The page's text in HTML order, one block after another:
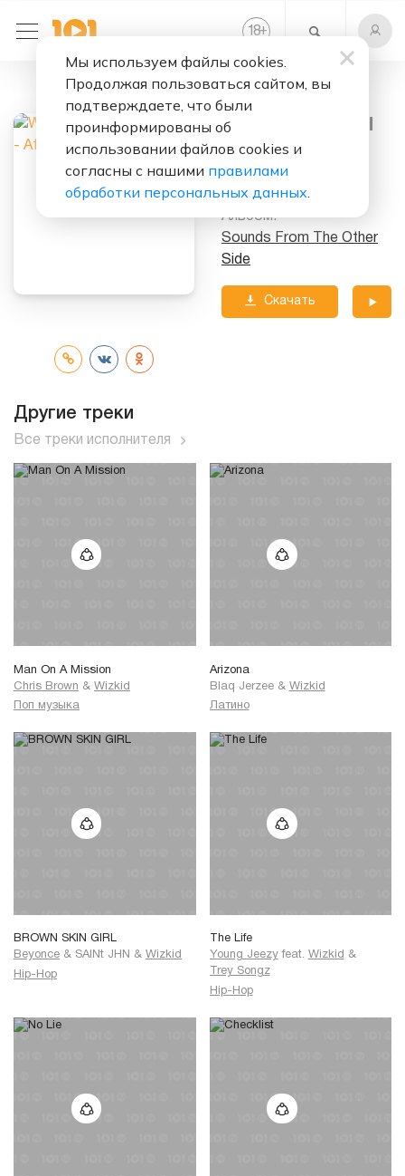
18+
African Bad Gyal
Альбом:
Sounds From The Other
Side
Скачать
Другие треки
Все треки исполнителя
Man On A Mission
Chris Brown & Wizkid
Поп музыка
Arizona
Blaq Jerzee & Wizkid
Латино
BROWN SKIN GIRL
Beyonce & SAINt JHN & Wizkid
Hip-Hop
The Life
Young Jeezy feat. Wizkid &
Trey Songz
Hip-Hop
Мы используем файлы cookies.
Продолжая пользоваться сайтом, вы
подтверждаете, что были
проинформированы об
использовании файлов cookies и
согласны с нашими правилами
обработки персональных данных.